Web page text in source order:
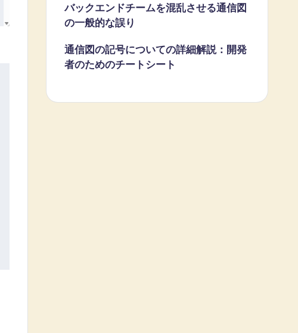
バックエンドチームを混乱させる通信図
の一般的な誤り
通信図の記号についての詳細解説：開発
者のためのチートシート